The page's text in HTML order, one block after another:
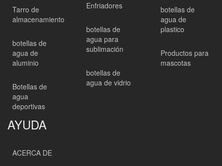
Tarro de
almacenamiento
botellas de
agua de
aluminio
Botellas de
agua
deportivas
Enfriadores
botellas de
agua para
sublimación
botellas de
agua de vidrio
botellas de
agua de
plastico
Productos para
mascotas
AYUDA
ACERCA DE